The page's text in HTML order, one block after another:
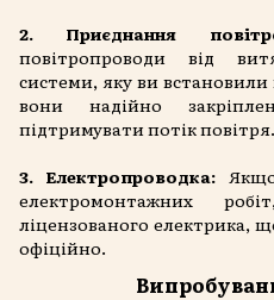
2. Приєднання
повітропроводи від
системи, яку ви
вони надійно
підтримувати потік повітря.
3. Електропроводка:
електромонтажних
ліцензованого електрика,
офіційно.